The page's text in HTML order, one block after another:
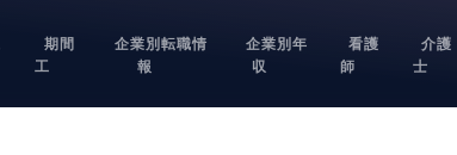
期間
工
企業別転職情
報
企業別年
収
看護
師
介護
士